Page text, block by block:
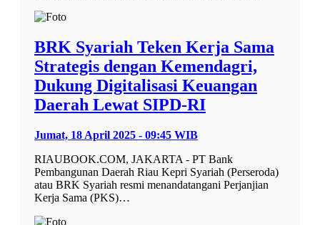
BRK Syariah Teken Kerja Sama
Strategis dengan Kemendagri,
Dukung Digitalisasi Keuangan
Daerah Lewat SIPD-RI
Jumat, 18 April 2025 - 09:45 WIB
RIAUBOOK.COM, JAKARTA - PT Bank
Pembangunan Daerah Riau Kepri Syariah (Perseroda)
atau BRK Syariah resmi menandatangani Perjanjian
Kerja Sama (PKS)…